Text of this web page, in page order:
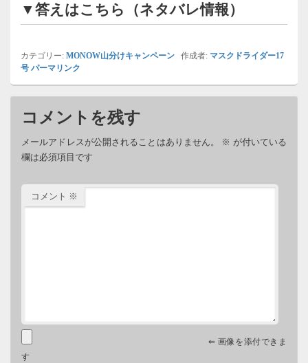
▼答えはこちら（ネタバレ情報）
カテゴリー: MONOW山分けキャンペーン 作成者: マスクドライダー17
号 パーマリンク
コメントを残す
メールアドレスが公開されることはありません。 ※ が付いている
欄は必須項目です
コメント ※
⇐ 画像を添付できま
す